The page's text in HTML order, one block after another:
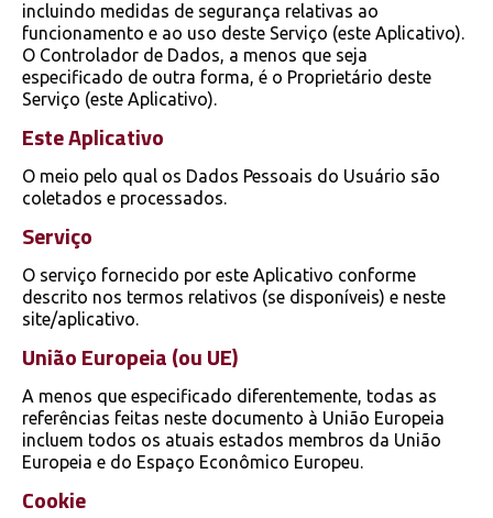
incluindo medidas de segurança relativas ao
funcionamento e ao uso deste Serviço (este Aplicativo).
O Controlador de Dados, a menos que seja
especificado de outra forma, é o Proprietário deste
Serviço (este Aplicativo).
Este Aplicativo
O meio pelo qual os Dados Pessoais do Usuário são
coletados e processados.
Serviço
O serviço fornecido por este Aplicativo conforme
descrito nos termos relativos (se disponíveis) e neste
site/aplicativo.
União Europeia (ou UE)
A menos que especificado diferentemente, todas as
referências feitas neste documento à União Europeia
incluem todos os atuais estados membros da União
Europeia e do Espaço Econômico Europeu.
Cookie